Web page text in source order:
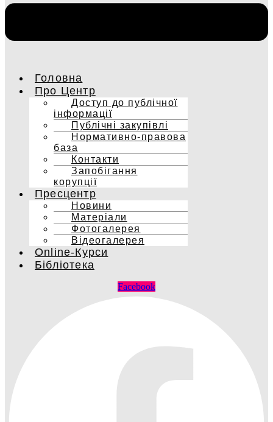
Головна
Про Центр
Доступ до публічної
інформації
Публічні закупівлі
Нормативно-правова
база
Контакти
Запобігання
корупції
Пресцентр
Новини
Матеріали
Фотогалерея
Відеогалерея
Online-Курси
Бібліотека
Facebook